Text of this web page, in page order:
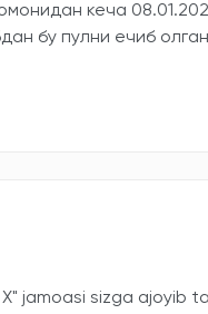
кеча
бу пулни ечиб
X" jamoasi sizga ajoyib